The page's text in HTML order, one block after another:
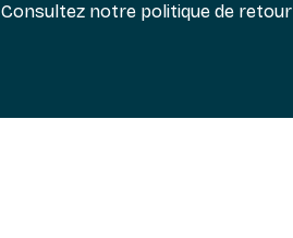
Consultez notre politique de retour